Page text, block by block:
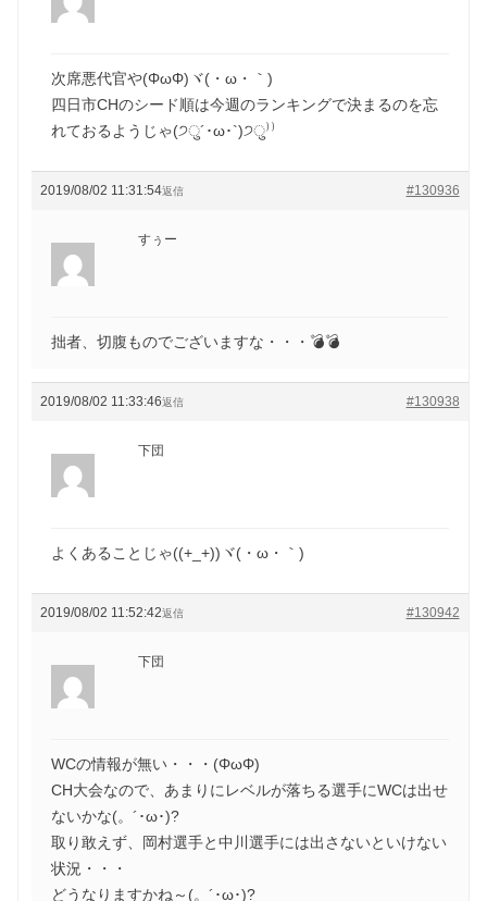
次席悪代官や(ΦωΦ)ヾ(・ω・｀)
四日市CHのシード順は今週のランキングで決まるのを忘
れておるようじゃ(੭ु´･ω･`)੭ु⁾⁾
2019/08/02 11:31:54 #130936
返信
すぅー
拙者、切腹ものでございますな・・・💣💣
2019/08/02 11:33:46 #130938
返信
下団
よくあることじゃ((+_+))ヾ(・ω・｀)
2019/08/02 11:52:42 #130942
返信
下団
WCの情報が無い・・・(ΦωΦ)
CH大会なので、あまりにレベルが落ちる選手にWCは出せ
ないかな(。´･ω･)?
取り敢えず、岡村選手と中川選手には出さないといけない
状況・・・
どうなりますかね～(。´･ω･)?